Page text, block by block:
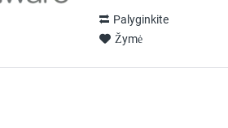
Palyginkite
Žymė